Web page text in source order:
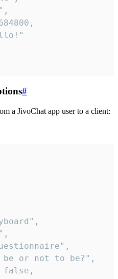
#
a JivoChat app user to a client: